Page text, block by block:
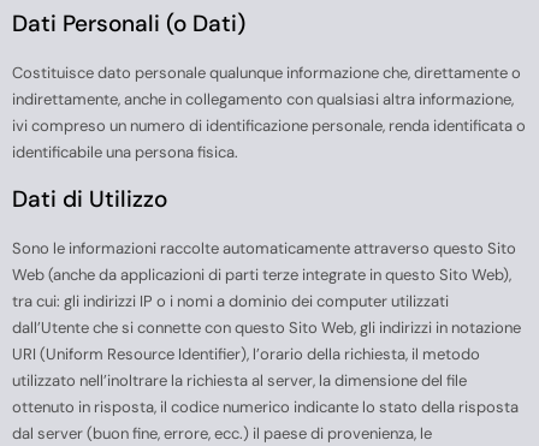
Dati Personali (o Dati)
Costituisce dato personale qualunque informazione che, direttamente o
indirettamente, anche in collegamento con qualsiasi altra informazione,
ivi compreso un numero di identificazione personale, renda identificata o
identificabile una persona fisica.
Dati di Utilizzo
Sono le informazioni raccolte automaticamente attraverso questo Sito
Web (anche da applicazioni di parti terze integrate in questo Sito Web),
tra cui: gli indirizzi IP o i nomi a dominio dei computer utilizzati
dall’Utente che si connette con questo Sito Web, gli indirizzi in notazione
URI (Uniform Resource Identifier), l’orario della richiesta, il metodo
utilizzato nell’inoltrare la richiesta al server, la dimensione del file
ottenuto in risposta, il codice numerico indicante lo stato della risposta
dal server (buon fine, errore, ecc.) il paese di provenienza, le